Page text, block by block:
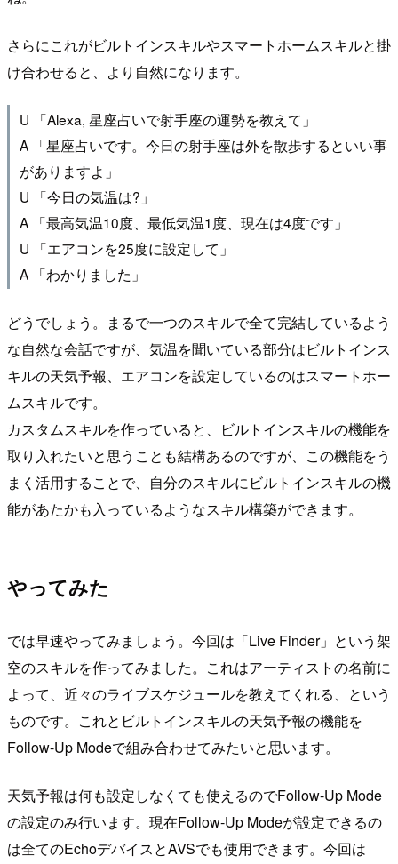
さらにこれがビルトインスキルやスマートホームスキルと掛
け合わせると、より自然になります。
U 「Alexa, 星座占いで射手座の運勢を教えて」
A 「星座占いです。今日の射手座は外を散歩するといい事
がありますよ」
U 「今日の気温は?」
A 「最高気温10度、最低気温1度、現在は4度です」
U 「エアコンを25度に設定して」
A 「わかりました」
どうでしょう。まるで一つのスキルで全て完結しているよう
な自然な会話ですが、気温を聞いている部分はビルトインス
キルの天気予報、エアコンを設定しているのはスマートホー
ムスキルです。
カスタムスキルを作っていると、ビルトインスキルの機能を
取り入れたいと思うことも結構あるのですが、この機能をう
まく活用することで、自分のスキルにビルトインスキルの機
能があたかも入っているようなスキル構築ができます。
やってみた
では早速やってみましょう。今回は「Live Finder」という架
空のスキルを作ってみました。これはアーティストの名前に
よって、近々のライブスケジュールを教えてくれる、という
ものです。これとビルトインスキルの天気予報の機能を
Follow-Up Modeで組み合わせてみたいと思います。
天気予報は何も設定しなくても使えるのでFollow-Up Mode
の設定のみ行います。現在Follow-Up Modeが設定できるの
は全てのEchoデバイスとAVSでも使用できます。今回は